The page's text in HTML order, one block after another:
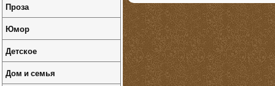
Проза
Юмор
Детское
Дом и семья